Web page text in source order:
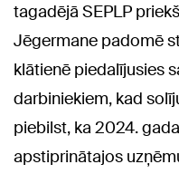
tagadējā SEPLP
Jēgermane padomē
klātienē piedalījusies
darbiniekiem, kad
piebilst, ka 2024.
apstiprinātajos